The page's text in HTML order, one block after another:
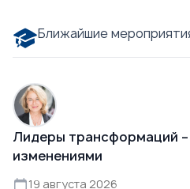
Ближайшие
Лидеры трансформаций –
изменениями
19 августа 2026